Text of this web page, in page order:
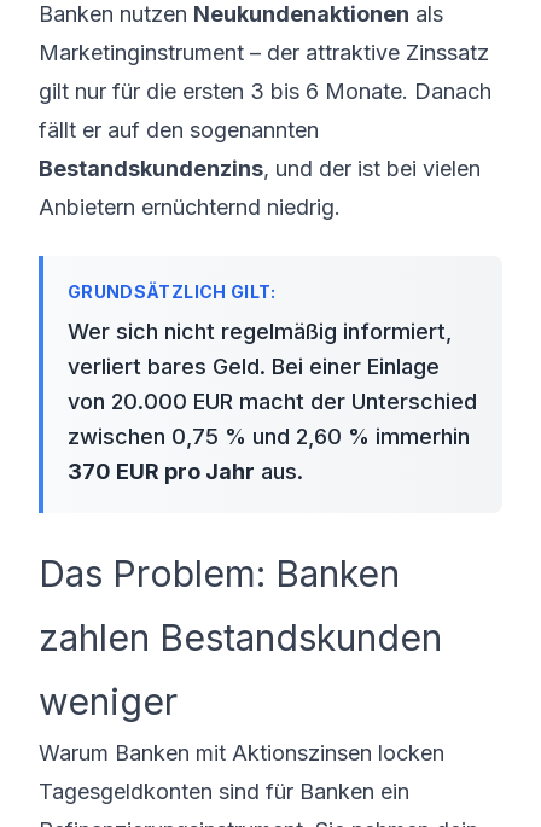
Banken nutzen Neukundenaktionen als
Marketinginstrument – der attraktive Zinssatz
gilt nur für die ersten 3 bis 6 Monate. Danach
fällt er auf den sogenannten
Bestandskundenzins, und der ist bei vielen
Anbietern ernüchternd niedrig.
Wer sich nicht regelmäßig informiert,
verliert bares Geld. Bei einer Einlage
von 20.000 EUR macht der Unterschied
zwischen 0,75 % und 2,60 % immerhin
370 EUR pro Jahr aus.
Das Problem: Banken
zahlen Bestandskunden
weniger
Warum Banken mit Aktionszinsen locken
Tagesgeldkonten sind für Banken ein